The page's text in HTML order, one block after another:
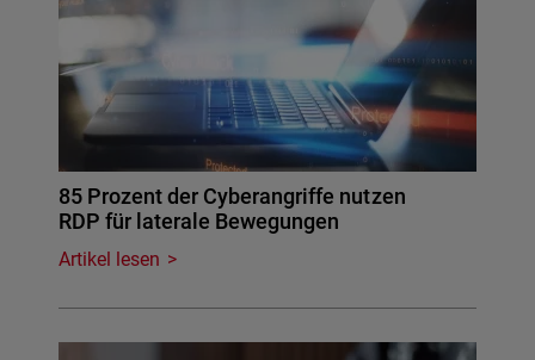
85 Prozent der Cyberangriffe nutzen
RDP für laterale Bewegungen
Artikel lesen